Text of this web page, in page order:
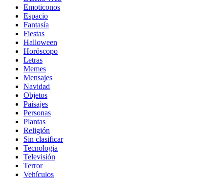
Emoticonos
Espacio
Fantasía
Fiestas
Halloween
Horóscopo
Letras
Memes
Mensajes
Navidad
Objetos
Paisajes
Personas
Plantas
Religión
Sin clasificar
Tecnologia
Televisión
Terror
Vehículos